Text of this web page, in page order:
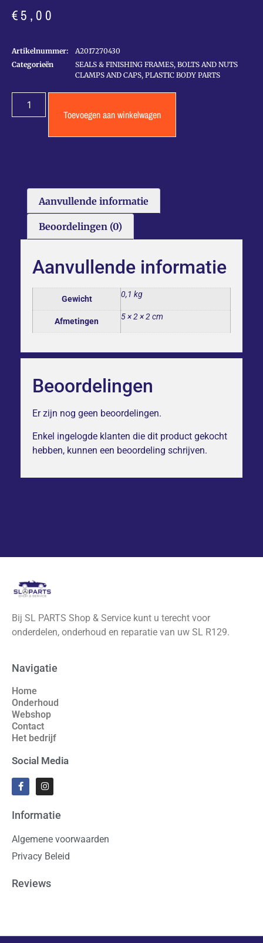
€5,00
Artikelnummer:
A2017270430
Categorieën
SEALS & FINISHING FRAMES, BOLTS AND NUTS
CLAMPS AND CAPS, PLASTIC BODY PARTS
Toevoegen aan winkelwagen
Aanvullende informatie
Beoordelingen (0)
Aanvullende informatie
Gewicht 0,1 kg
Afmetingen 5 × 2 × 2 cm
Beoordelingen
Er zijn nog geen beoordelingen.
Enkel ingelogde klanten die dit product gekocht
hebben, kunnen een beoordeling schrijven.
Bij SL PARTS Shop & Service kunt u terecht voor
onderdelen, onderhoud en reparatie van uw SL R129.
Navigatie
Home
Onderhoud
Webshop
Contact
Het bedrijf
Social Media
Informatie
Algemene voorwaarden
Privacy Beleid
Reviews